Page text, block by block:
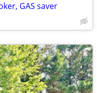
GAS saver